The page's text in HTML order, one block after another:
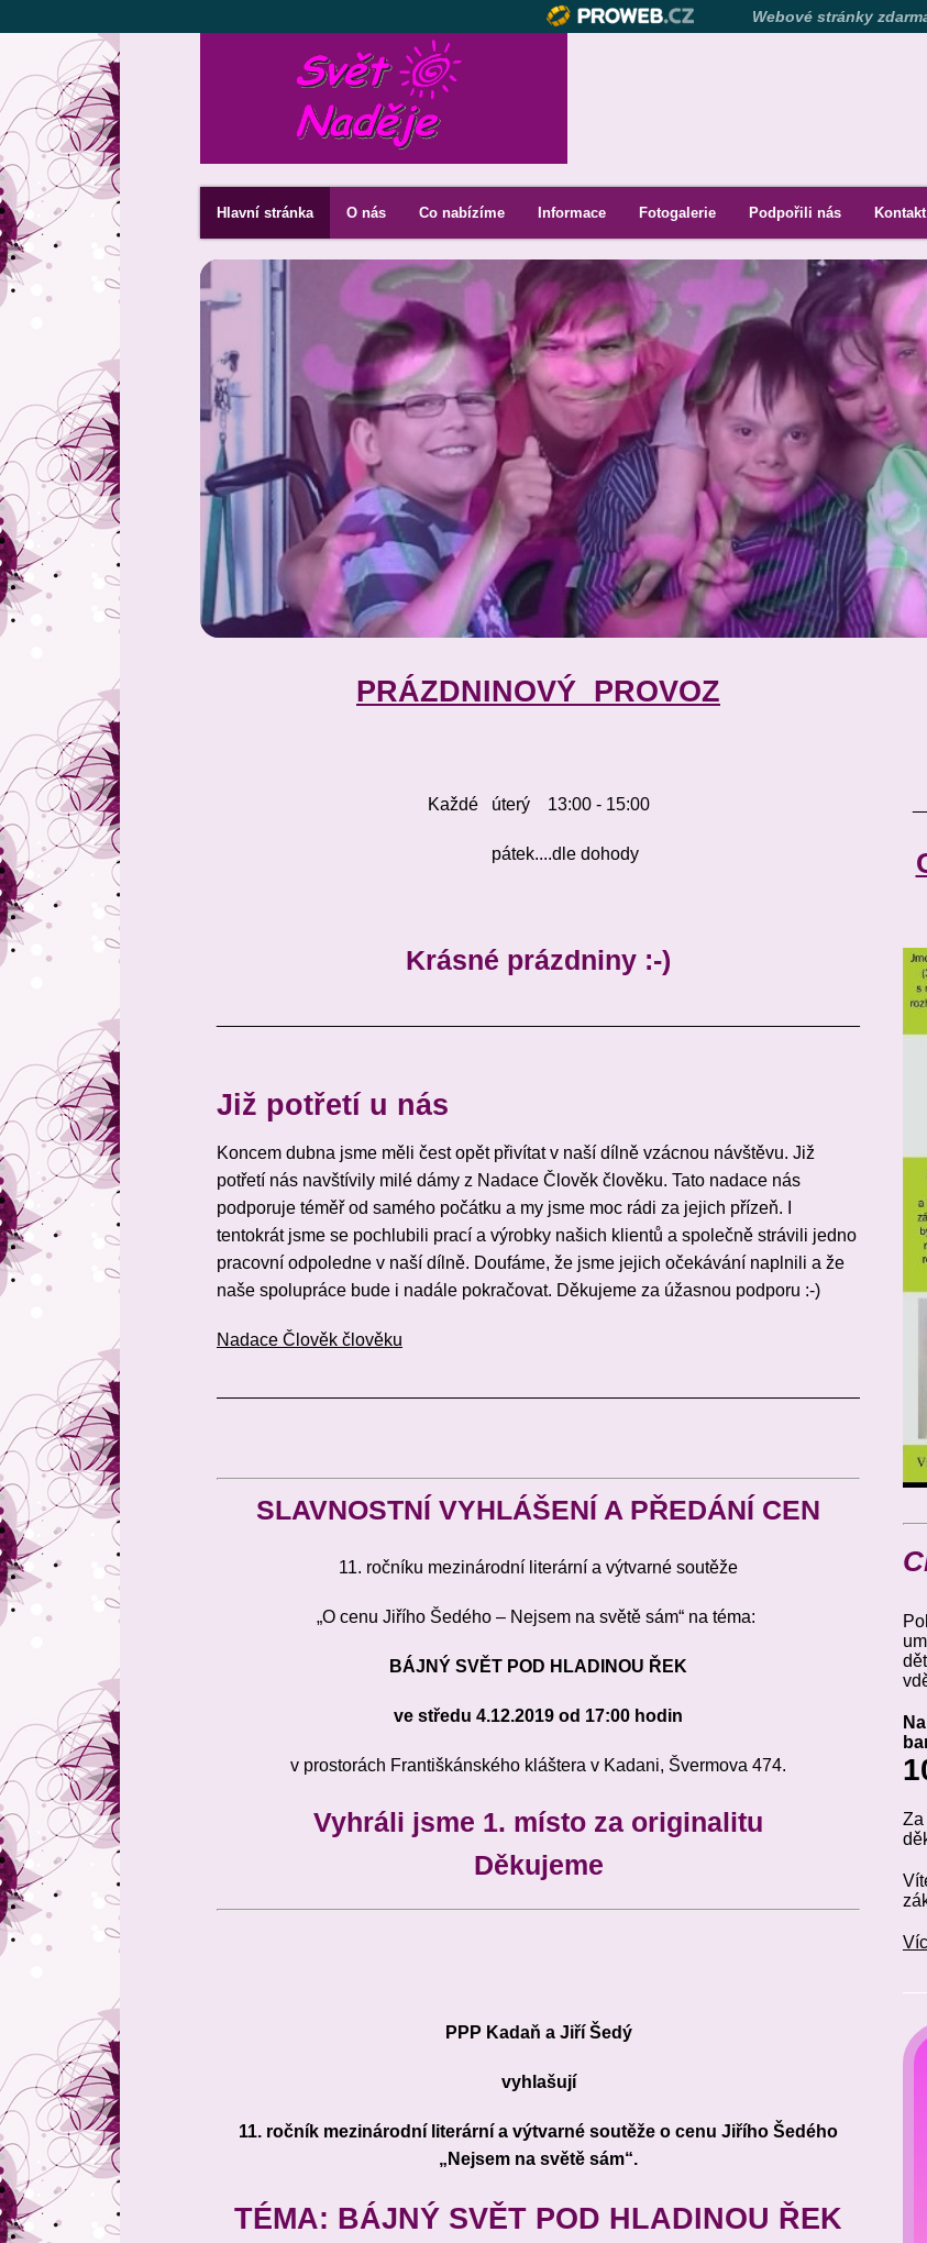
PRÁZDNINOVÝ PROVOZ
Každé úterý 13:00 - 15:00
pátek....dle dohody
Krásné prázdniny :-)
Již potřetí u nás
Koncem dubna jsme měli čest opět přivítat v naší dílně vzácnou návštěvu. Již
potřetí nás navštívily milé dámy z Nadace Člověk člověku. Tato nadace nás
podporuje téměř od samého počátku a my jsme moc rádi za jejich přízeň. I
tentokrát jsme se pochlubili prací a výrobky našich klientů a společně strávili jedno
pracovní odpoledne v naší dílně. Doufáme, že jsme jejich očekávání naplnili a že
naše spolupráce bude i nadále pokračovat. Děkujeme za úžasnou podporu :-)
Nadace Člověk člověku
SLAVNOSTNÍ VYHLÁŠENÍ A PŘEDÁNÍ CEN
11. ročníku mezinárodní literární a výtvarné soutěže
„O cenu Jiřího Šedého – Nejsem na světě sám“ na téma:
BÁJNÝ SVĚT POD HLADINOU ŘEK
ve středu 4.12.2019 od 17:00 hodin
v prostorách Františkánského kláštera v Kadani, Švermova 474.
Vyhráli jsme 1. místo za originalitu
Děkujeme
PPP Kadaň a Jiří Šedý
vyhlašují
11. ročník mezinárodní literární a výtvarné soutěže o cenu Jiřího Šedého
„Nejsem na světě sám“.
TÉMA: BÁJNÝ SVĚT POD HLADINOU ŘEK
Za
Hlavní stránka O nás Co nabízíme Informace Fotogalerie Podpořili nás Kontakt
Webové stránky